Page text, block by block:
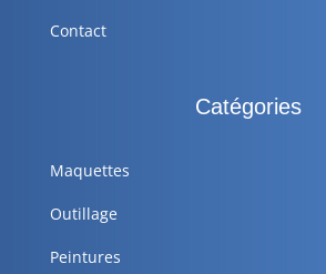
Contact
Catégories
Maquettes
Outillage
Peintures